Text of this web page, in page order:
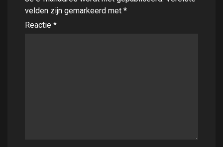
velden zijn gemarkeerd met *
Reactie *